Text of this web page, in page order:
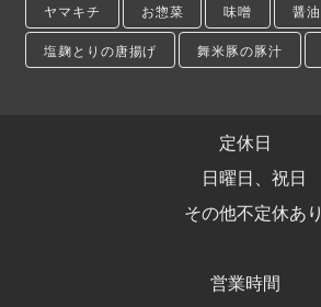
ヤマキチ お惣菜 味噌 醤油
塩麹とりの唐揚げ 舞米豚の豚汁
定休日
日曜日、祝日
その他不定休あり
営業時間